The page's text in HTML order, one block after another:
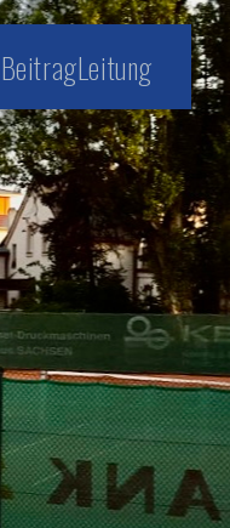
BeitragLeitung